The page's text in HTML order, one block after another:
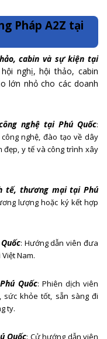
Pháp A2Z tại
cabin và sự kiện tại
nghị, hội thảo, cabin
lớn nhỏ cho các doanh
nghệ tại Phú Quốc:
nghệ, đào tạo về dây
đẹp, y tế và công trình xây
tế, thương mại tại Phú
lượng hoặc ký kết hợp
: Hướng dẫn viên đưa
Nam.
Quốc: Phiên dịch viên
khỏe tốt, sẵn sàng đi
ty.
Quốc: Cử hướng dẫn viên